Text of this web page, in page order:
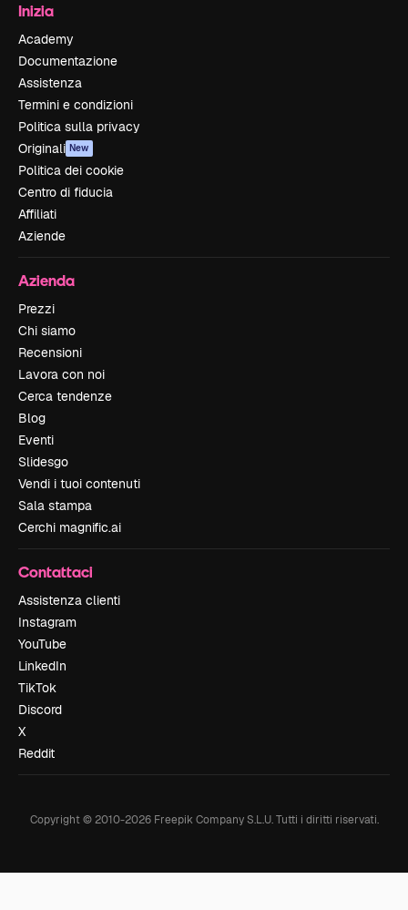
Inizia
Academy
Documentazione
Assistenza
Termini e condizioni
Politica sulla privacy
Originali New
Politica dei cookie
Centro di fiducia
Affiliati
Aziende
Azienda
Prezzi
Chi siamo
Recensioni
Lavora con noi
Cerca tendenze
Blog
Eventi
Slidesgo
Vendi i tuoi contenuti
Sala stampa
Cerchi magnific.ai
Contattaci
Assistenza clienti
Instagram
YouTube
LinkedIn
TikTok
Discord
X
Reddit
Copyright © 2010-2026Freepik Company S.L.U. Tutti i diritti riservati.